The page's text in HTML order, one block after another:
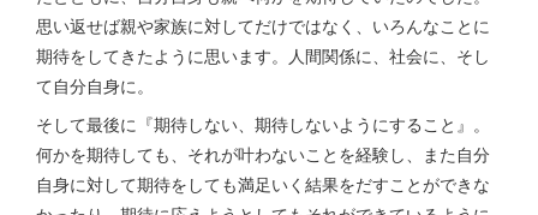
思い返せば親や家族に対してだけではなく、いろんなことに
期待をしてきたように思います。人間関係に、社会に、そし
て自分自身に。
そして最後に『期待しない、期待しないようにすること』。
何かを期待しても、それが叶わないことを経験し、また自分
自身に対して期待をしても満足いく結果をだすことができな